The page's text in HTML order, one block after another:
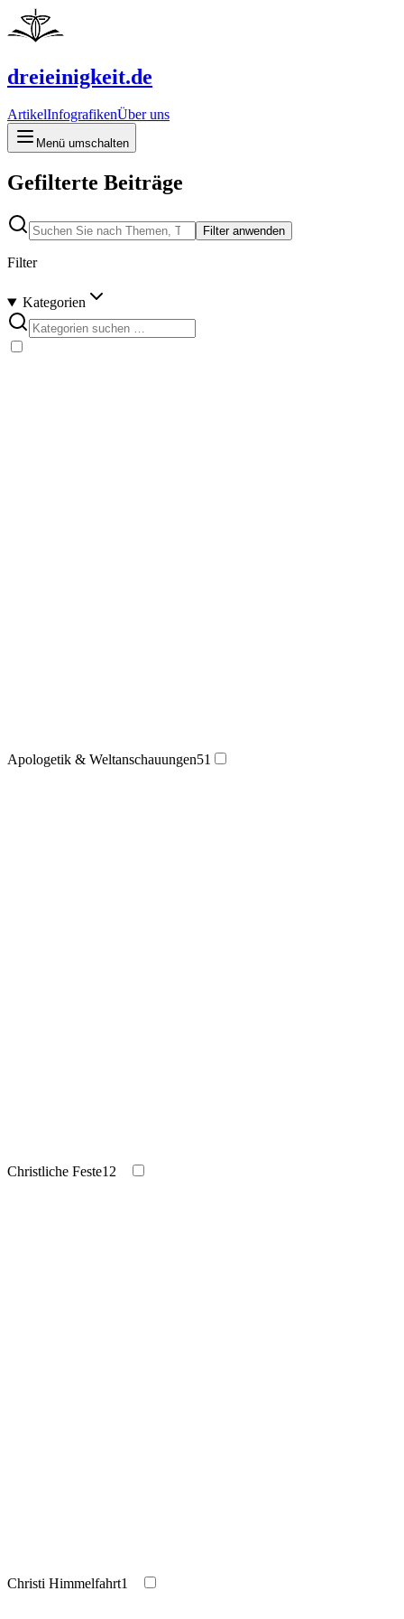
dreieinigkeit.de
ArtikelInfografikenÜber uns
Menü umschalten
Gefilterte Beiträge
Filter anwenden
Filter
Kategorien
Apologetik & Weltanschauungen51
Christliche Feste12
Christi Himmelfahrt1